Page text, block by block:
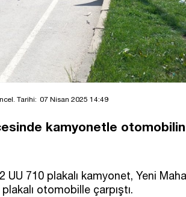
Tarihi: 07 Nisan 2025 14:49
kamyonetle
UU 710 plakalı kamyonet, Yeni
otomobille çarpıştı.